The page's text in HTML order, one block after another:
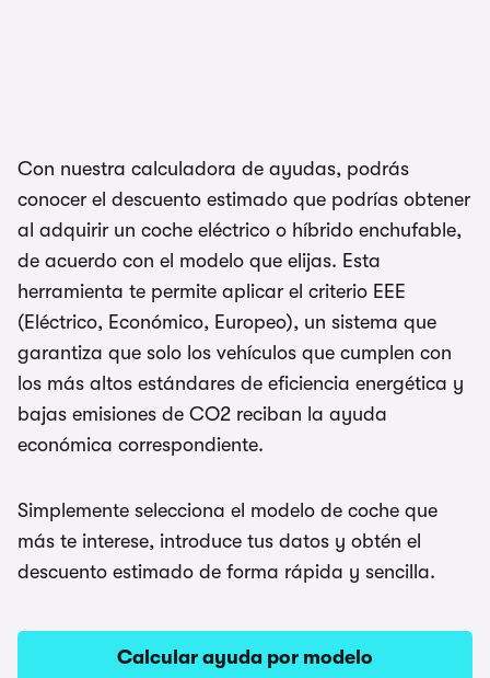
Con nuestra calculadora de ayudas, podrás
conocer el descuento estimado que podrías obtener
al adquirir un coche eléctrico o híbrido enchufable,
de acuerdo con el modelo que elijas. Esta
herramienta te permite aplicar el criterio EEE
(Eléctrico, Económico, Europeo), un sistema que
garantiza que solo los vehículos que cumplen con
los más altos estándares de eficiencia energética y
bajas emisiones de CO2 reciban la ayuda
económica correspondiente.
Simplemente selecciona el modelo de coche que
más te interese, introduce tus datos y obtén el
descuento estimado de forma rápida y sencilla.
Calcular ayuda por modelo